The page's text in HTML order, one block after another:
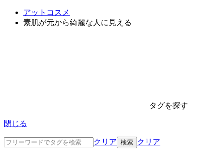
アットコスメ
素肌が元から綺麗な人に見える
タグを探す
閉じる
クリア クリア